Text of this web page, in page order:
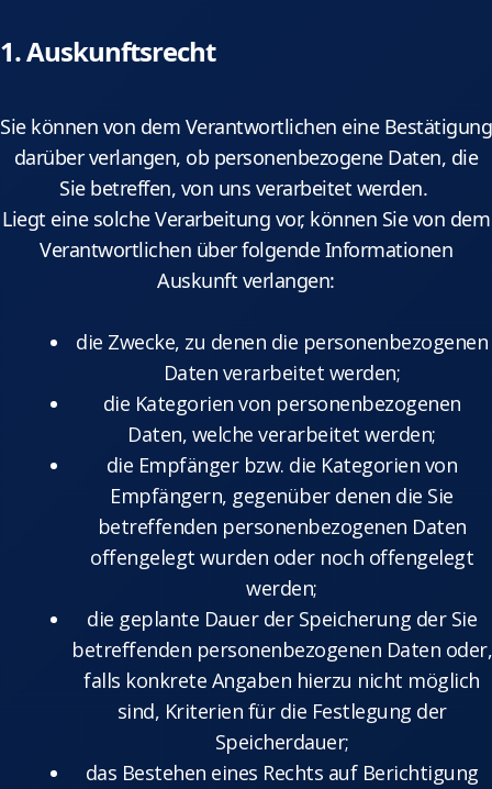
1. Auskunftsrecht
Sie können von dem Verantwortlichen eine Bestätigung
darüber verlangen, ob personenbezogene Daten, die
Sie betreffen, von uns verarbeitet werden.
Liegt eine solche Verarbeitung vor, können Sie von dem
Verantwortlichen über folgende Informationen
Auskunft verlangen:
die Zwecke, zu denen die personenbezogenen
Daten verarbeitet werden;
die Kategorien von personenbezogenen
Daten, welche verarbeitet werden;
die Empfänger bzw. die Kategorien von
Empfängern, gegenüber denen die Sie
betreffenden personenbezogenen Daten
offengelegt wurden oder noch offengelegt
werden;
die geplante Dauer der Speicherung der Sie
betreffenden personenbezogenen Daten oder,
falls konkrete Angaben hierzu nicht möglich
sind, Kriterien für die Festlegung der
Speicherdauer;
das Bestehen eines Rechts auf Berichtigung